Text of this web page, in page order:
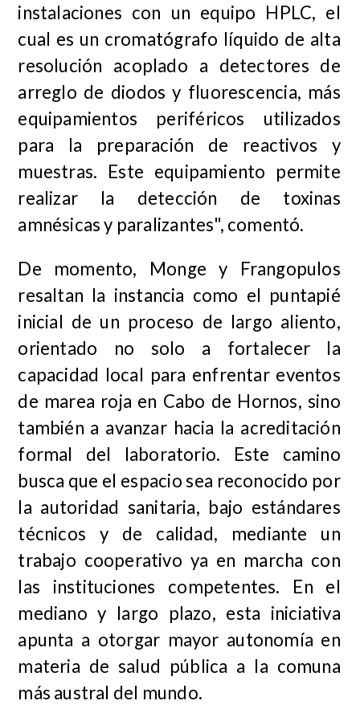
instalaciones con un equipo HPLC, el
cual es un cromatógrafo líquido de alta
resolución acoplado a detectores de
arreglo de diodos y fluorescencia, más
equipamientos periféricos utilizados
para la preparación de reactivos y
muestras. Este equipamiento permite
realizar la detección de toxinas
amnésicas y paralizantes", comentó.
De momento, Monge y Frangopulos
resaltan la instancia como el puntapié
inicial de un proceso de largo aliento,
orientado no solo a fortalecer la
capacidad local para enfrentar eventos
de marea roja en Cabo de Hornos, sino
también a avanzar hacia la acreditación
formal del laboratorio. Este camino
busca que el espacio sea reconocido por
la autoridad sanitaria, bajo estándares
técnicos y de calidad, mediante un
trabajo cooperativo ya en marcha con
las instituciones competentes. En el
mediano y largo plazo, esta iniciativa
apunta a otorgar mayor autonomía en
materia de salud pública a la comuna
más austral del mundo.